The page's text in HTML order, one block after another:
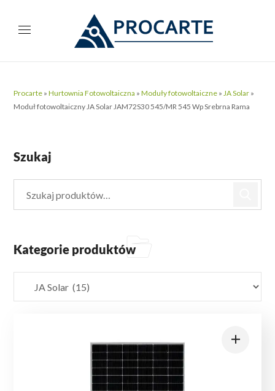
Procarte »Hurtownia Fotowoltaiczna »Moduły fotowoltaiczne »JA Solar »
Moduł fotowoltaiczny JA Solar JAM72S30 545/MR 545 Wp Srebrna Rama
Szukaj
Kategorie produktów